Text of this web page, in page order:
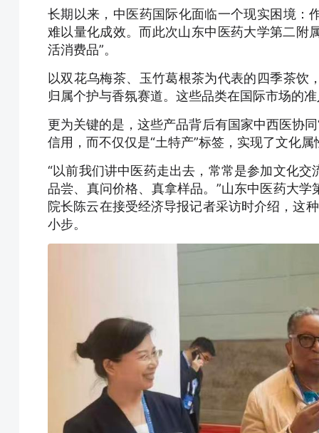
长期以来，中医药国际化面临一个现实困境：
难以量化成效。而此次山东中医药大学第二
活消费品”。
以双花乌梅茶、玉竹葛根茶为代表的四季茶饮
归属个护与香氛赛道。这些品类在国际市场的
更为关键的是，这些产品背后有国家中西医协
信用，而不仅仅是“土特产”标签，实现了文化
“以前我们讲中医药走出去，常常是参加文化
品尝、真问价格、真拿样品。”山东中医药大
院长陈云在接受经济导报记者采访时介绍，这
小步。